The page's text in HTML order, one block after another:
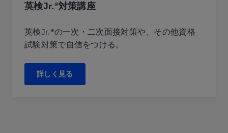
英検Jr.®対策講座
英検Jr.®の一次・二次面接対策や、その他資格
試験対策で自信をつける。
詳しく見る